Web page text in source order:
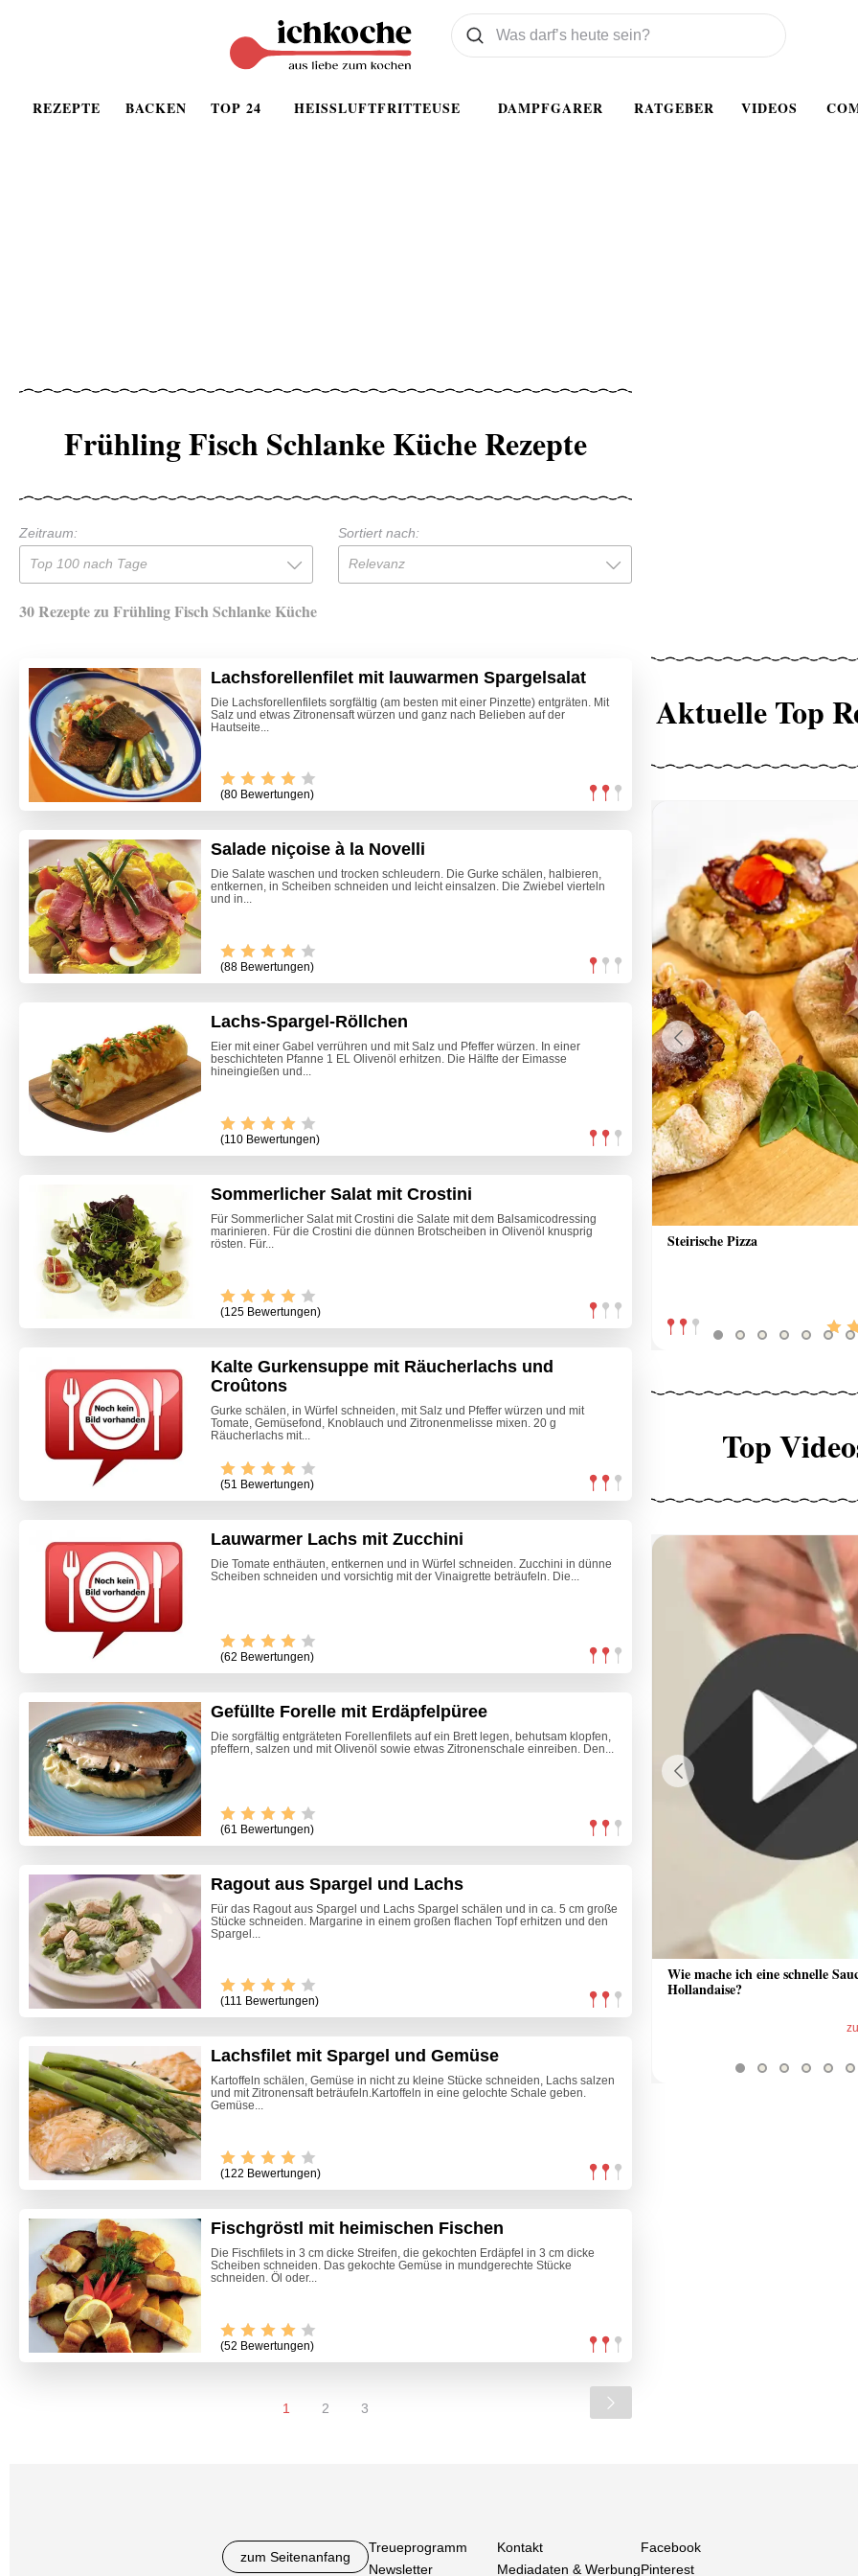
REZEPTE BACKEN TOP 24 HEISSLUFTFRITTEUSE DAMPFGARER RATGEBER VIDEOS
Was wollen Sie suchen
Suchen
Frühling Fisch Schlanke Küche Rezepte
Zeitraum:
Top 100 nach Tage
Sortiert nach:
Relevanz
30 Rezepte zu Frühling Fisch Schlanke Küche
Lachsforellenfilet mit lauwarmen Spargelsalat
Die Lachsforellenfilets sorgfältig (am besten mit einer Pinzette) entgräten. Mit
Salz und etwas Zitronensaft würzen und ganz nach Belieben auf der
Hautseite...
(80 Bewertungen)
Salade niçoise à la Novelli
Die Salate waschen und trocken schleudern. Die Gurke schälen, halbieren,
entkernen, in Scheiben schneiden und leicht einsalzen. Die Zwiebel vierteln
und in...
(88 Bewertungen)
Lachs-Spargel-Röllchen
Eier mit einer Gabel verrühren und mit Salz und Pfeffer würzen. In einer
beschichteten Pfanne 1 EL Olivenöl erhitzen. Die Hälfte der Eimasse
hineingießen und...
(110 Bewertungen)
Sommerlicher Salat mit Crostini
Für Sommerlicher Salat mit Crostini die Salate mit dem Balsamicodressing
marinieren. Für die Crostini die dünnen Brotscheiben in Olivenöl knusprig
rösten. Für...
(125 Bewertungen)
Kalte Gurkensuppe mit Räucherlachs und
Croûtons
Gurke schälen, in Würfel schneiden, mit Salz und Pfeffer würzen und mit
Tomate, Gemüsefond, Knoblauch und Zitronenmelisse mixen. 20 g
Räucherlachs mit...
(51 Bewertungen)
Lauwarmer Lachs mit Zucchini
Die Tomate enthäuten, entkernen und in Würfel schneiden. Zucchini in dünne
Scheiben schneiden und vorsichtig mit der Vinaigrette beträufeln. Die...
(62 Bewertungen)
Gefüllte Forelle mit Erdäpfelpüree
Die sorgfältig entgräteten Forellenfilets auf ein Brett legen, behutsam klopfen,
pfeffern, salzen und mit Olivenöl sowie etwas Zitronenschale einreiben. Den...
(61 Bewertungen)
Ragout aus Spargel und Lachs
Für das Ragout aus Spargel und Lachs Spargel schälen und in ca. 5 cm große
Stücke schneiden. Margarine in einem großen flachen Topf erhitzen und den
Spargel...
(111 Bewertungen)
Lachsfilet mit Spargel und Gemüse
Kartoffeln schälen, Gemüse in nicht zu kleine Stücke schneiden, Lachs salzen
und mit Zitronensaft beträufeln.Kartoffeln in eine gelochte Schale geben.
Gemüse...
(122 Bewertungen)
Fischgröstl mit heimischen Fischen
Die Fischfilets in 3 cm dicke Streifen, die gekochten Erdäpfel in 3 cm dicke
Scheiben schneiden. Das gekochte Gemüse in mundgerechte Stücke
schneiden. Öl oder...
(52 Bewertungen)
1 2 3
Aktuelle Top
Steirische Pizza
Marillenkuchen
Previous
Top
Wie mache ich eine schnelle
Hollandaise?
Previous
zum Seitenanfang
Treueprogramm
Newsletter
Kontakt
Mediadaten & Werbung
Facebook
Pinterest